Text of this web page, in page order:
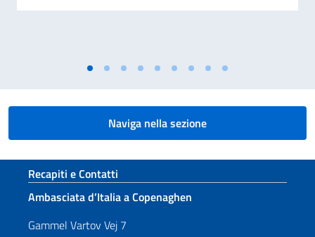
Naviga nella sezione
Sezione footer
Recapiti e Contatti
Ambasciata d’Italia a Copenaghen
Gammel Vartov Vej 7